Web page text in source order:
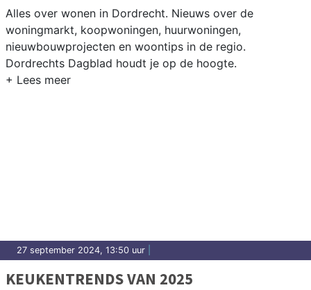
Alles over wonen in Dordrecht. Nieuws over de
woningmarkt, koopwoningen, huurwoningen,
nieuwbouwprojecten en woontips in de regio.
Dordrechts Dagblad houdt je op de hoogte.
27 september 2024, 13:50 uur
KEUKENTRENDS VAN 2025